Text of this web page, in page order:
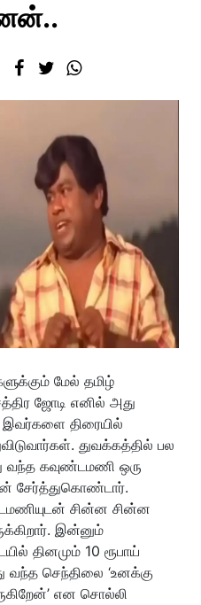
மேல் தமிழ்
ஜோடி எனில் அது
திரையில்
துவக்கத்தில் பல
வந்த கவுண்டமணி ஒரு
சேர்த்துகொண்டார்.
சின்ன சின்ன
இன்னும்
தினமும் 10 ரூபாய்
வந்த செந்திலை ‘உனக்கு
என சொல்லி